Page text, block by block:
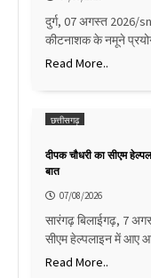
दुर्ग, 07 अगस्त 2026/
कीटनाशक के नमूने
Read More..
छत्तीसगढ़
दीपक चौधरी का सीएम
बात
07/08/2026
सारंगढ़ बिलाईगढ़, 7
सीएम हेल्पलाइन में आए
Read More..